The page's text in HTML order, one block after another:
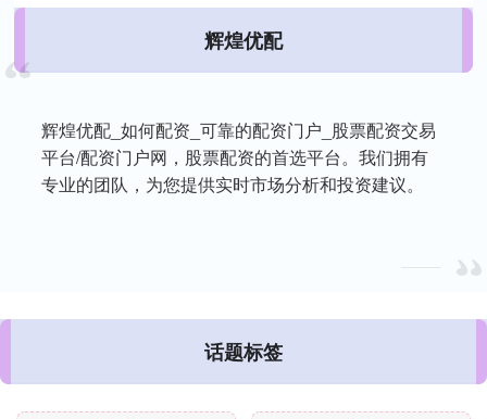
辉煌优配
辉煌优配_如何配资_可靠的配资门户_股票配资交易
平台/配资门户网，股票配资的首选平台。我们拥有
专业的团队，为您提供实时市场分析和投资建议。
话题标签